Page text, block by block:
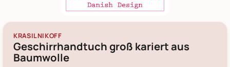
KRASILNIKOFF
Geschirrhandtuch groß kariert aus
Baumwolle